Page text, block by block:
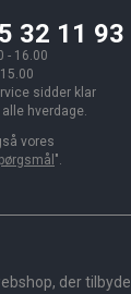
32 11 93
- 16.00
sidder klar
hverdage.
vores
".
der